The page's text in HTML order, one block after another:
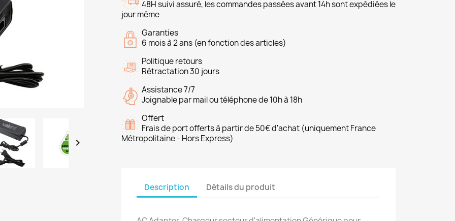

48H suivi assuré, les commandes passées avant 14h sont expédiées le
jour même
Garanties
6 mois à 2 ans (en fonction des articles)
Politique retours
Rétractation 30 jours
Assistance 7/7
Joignable par mail ou téléphone de 10h à 18h
Offert
Frais de port offerts à partir de 50€ d'achat (uniquement France
Métropolitaine - Hors Express)
Description Détails du produit